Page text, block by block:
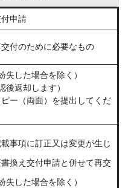
申請
付のために必要なもの
失した場合を除く）
後返却します）
ー（両面）を提出してくだ
事項に訂正又は変更が生じ
換え交付申請と併せて再交
した場合を除く）